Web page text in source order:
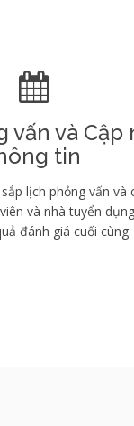
vấn và Cập
tin
lịch phỏng vấn và
và nhà tuyển
đánh giá cuối cùng.